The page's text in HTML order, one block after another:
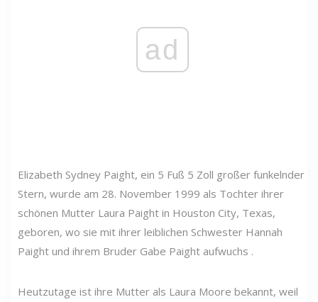
ad
Elizabeth Sydney Paight, ein 5 Fuß 5 Zoll großer funkelnder
Stern, wurde am 28. November 1999 als Tochter ihrer
schönen Mutter Laura Paight in Houston City, Texas,
geboren, wo sie mit ihrer leiblichen Schwester Hannah
Paight und ihrem Bruder Gabe Paight aufwuchs .
Heutzutage ist ihre Mutter als Laura Moore bekannt, weil